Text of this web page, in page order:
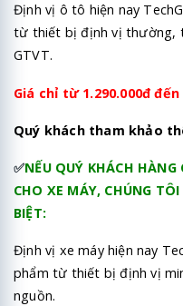
Định vị ô tô hiện nay
từ thiết bị định vị thường,
GTVT.
Giá chỉ từ 1.290.000đ đến
Quý khách tham khảo
✅NẾU QUÝ KHÁCH
CHO XE MÁY, CHÚNG
BIỆT:
Định vị xe máy hiện nay
phẩm từ thiết bị định vị
nguồn.